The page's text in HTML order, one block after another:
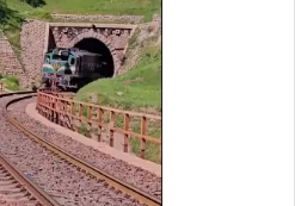
د
ا
ی
ر
ا
ه‌
آ
ه